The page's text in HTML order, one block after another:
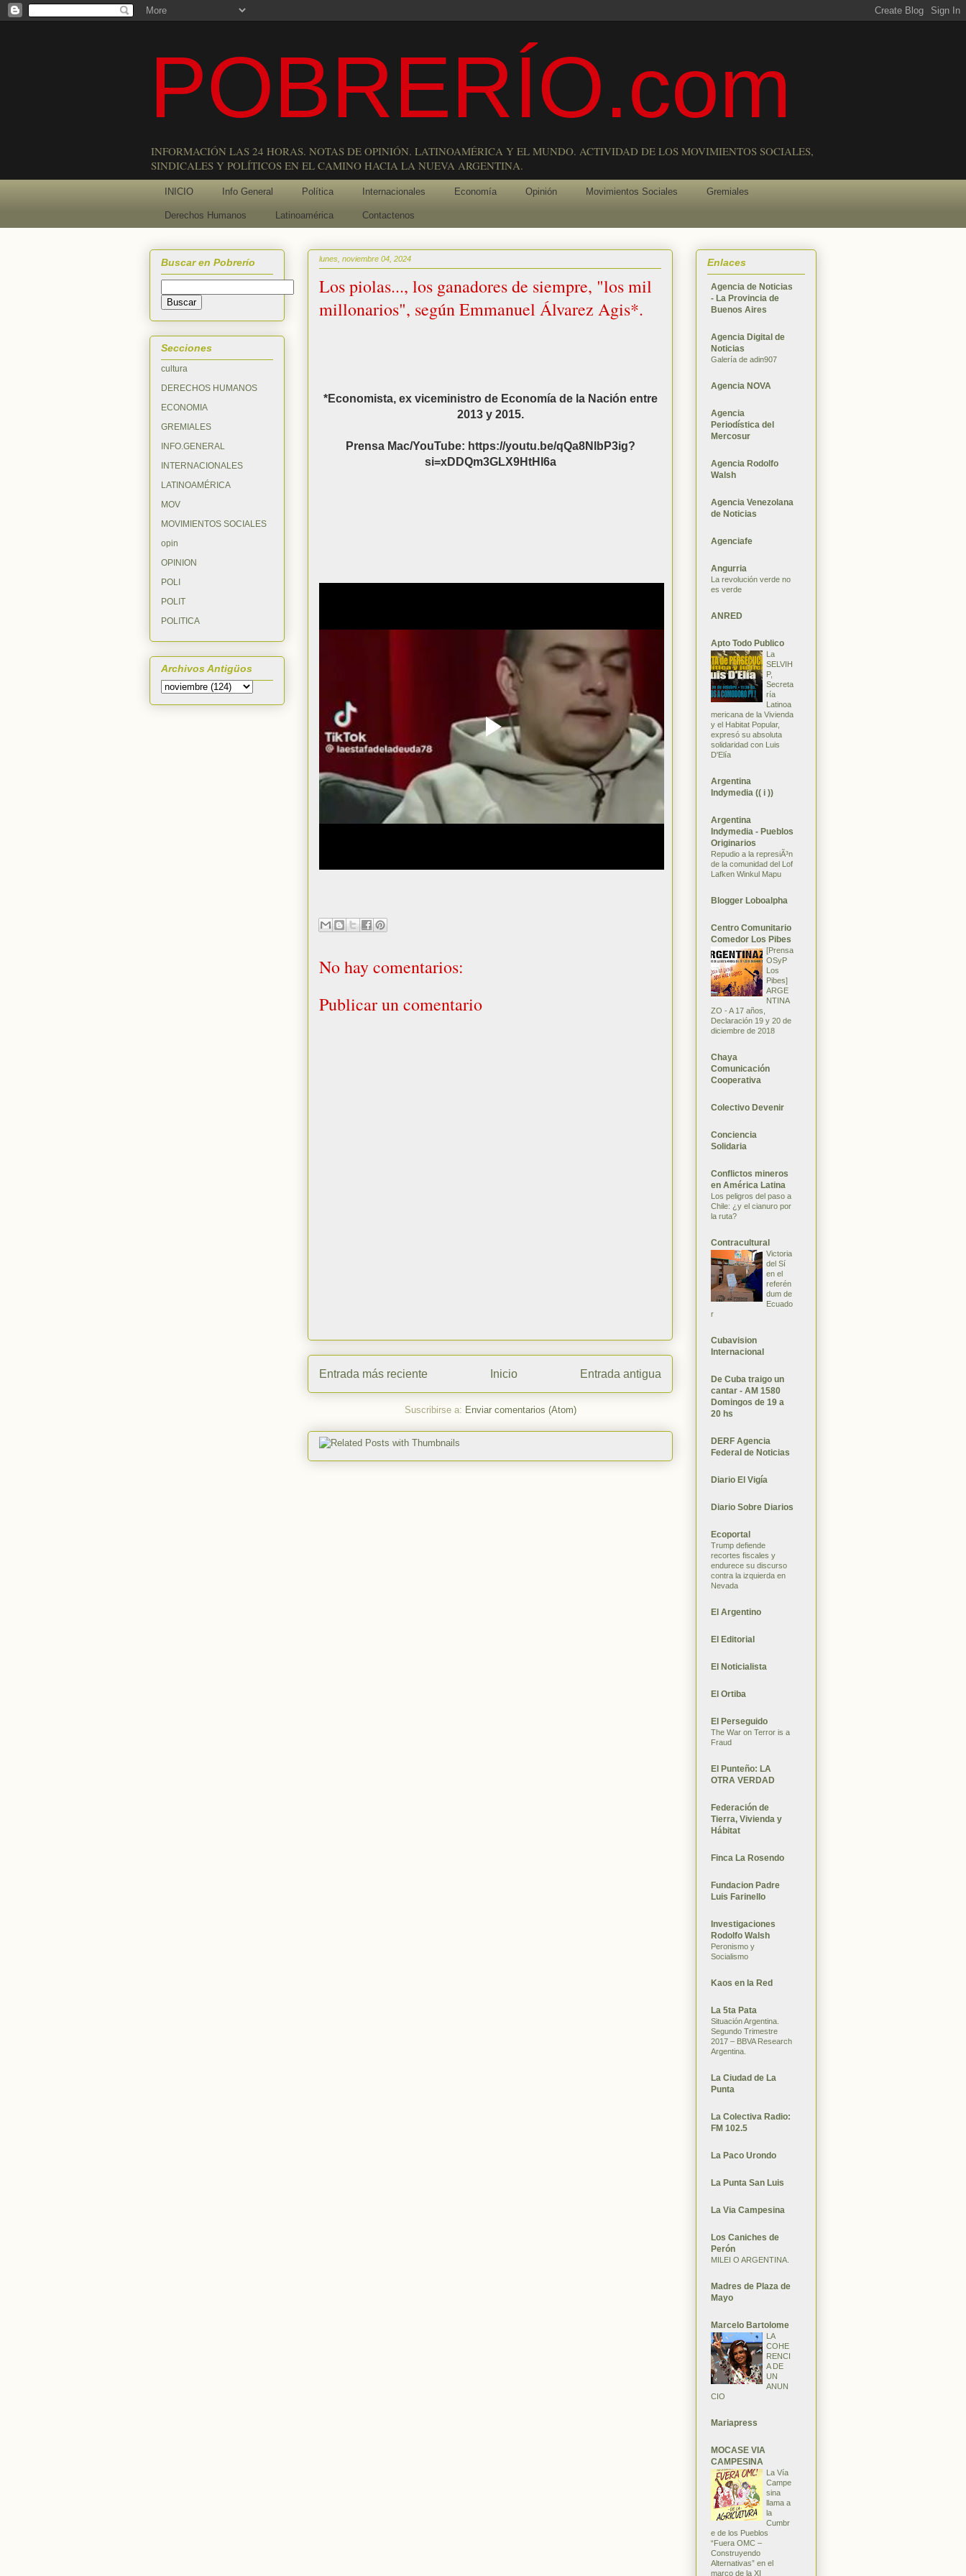
POBRERÍO.com
INFORMACIÓN LAS 24 HORAS. NOTAS DE OPINIÓN. LATINOAMÉRICA Y EL MUNDO. ACTIVIDAD DE LOS MOVIMIENTOS SOCIALES,
SINDICALES Y POLÍTICOS EN EL CAMINO HACIA LA NUEVA ARGENTINA.
INICIO Info General Política Internacionales Economía Opinión Movimientos Sociales Gremiales
Derechos Humanos Latinoamérica Contactenos
lunes, noviembre 04, 2024
Los piolas..., los ganadores de siempre, "los mil
millonarios", según Emmanuel Álvarez Agis*.
*Economista, ex viceministro de Economía de la Nación entre
2013 y 2015.
Prensa Mac/YouTube: https://youtu.be/qQa8NlbP3ig?
si=xDDQm3GLX9HtHl6a
No hay comentarios:
Publicar un comentario
Entrada más reciente Entrada antigua
Inicio
Suscribirse a: Enviar comentarios (Atom)
Buscar en Pobrerío
Secciones
cultura
DERECHOS HUMANOS
ECONOMIA
GREMIALES
INFO.GENERAL
INTERNACIONALES
LATINOAMÉRICA
MOV
MOVIMIENTOS SOCIALES
opin
OPINION
POLI
POLIT
POLITICA
Archivos Antigüos
Enlaces
Agencia de Noticias
- La Provincia de
Buenos Aires
Agencia Digital de
Noticias
Galería de adin907
Agencia NOVA
Agencia
Periodística del
Mercosur
Agencia Rodolfo
Walsh
Agencia Venezolana
de Noticias
Agenciafe
Angurria
La revolución verde no
es verde
ANRED
Apto Todo Publico
La
SELVIH
P,
Secreta
ría
Latinoa
mericana de la Vivienda
y el Habitat Popular,
expresó su absoluta
solidaridad con Luis
D'Elía
Argentina
Indymedia (( i ))
Argentina
Indymedia - Pueblos
Originarios
Repudio a la represiÃ³n
de la comunidad del Lof
Lafken Winkul Mapu
Blogger Loboalpha
Centro Comunitario
Comedor Los Pibes
[Prensa
OSyP
Los
Pibes]
ARGE
NTINA
ZO - A 17 años,
Declaración 19 y 20 de
diciembre de 2018
Chaya
Comunicación
Cooperativa
Colectivo Devenir
Conciencia
Solidaria
Conflictos mineros
en América Latina
Los peligros del paso a
Chile: ¿y el cianuro por
la ruta?
Contracultural
Victoria
del Sí
en el
referén
dum de
Ecuado
r
Cubavision
Internacional
De Cuba traigo un
cantar - AM 1580
Domingos de 19 a
20 hs
DERF Agencia
Federal de Noticias
Diario El Vigía
Diario Sobre Diarios
Ecoportal
Trump defiende
recortes fiscales y
endurece su discurso
contra la izquierda en
Nevada
El Argentino
El Editorial
El Noticialista
El Ortiba
El Perseguido
The War on Terror is a
Fraud
El Punteño: LA
OTRA VERDAD
Federación de
Tierra, Vivienda y
Hábitat
Finca La Rosendo
Fundacion Padre
Luis Farinello
Investigaciones
Rodolfo Walsh
Peronismo y
Socialismo
Kaos en la Red
La 5ta Pata
Situación Argentina.
Segundo Trimestre
2017 – BBVA Research
Argentina.
La Ciudad de La
Punta
La Colectiva Radio:
FM 102.5
La Paco Urondo
La Punta San Luis
La Via Campesina
Los Caniches de
Perón
MILEI O ARGENTINA.
Madres de Plaza de
Mayo
Marcelo Bartolome
LA
COHE
RENCI
A DE
UN
ANUN
CIO
Mariapress
MOCASE VIA
CAMPESINA
La Vía
Campe
sina
llama a
la
Cumbr
e de los Pueblos
“Fuera OMC –
Construyendo
Alternativas” en el
marco de la XI